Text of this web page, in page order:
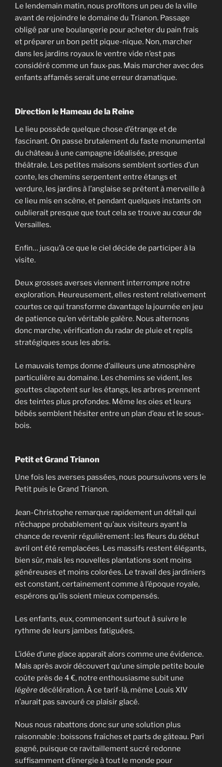
Le lendemain matin, nous profitons un peu de la ville
avant de rejoindre le domaine du Trianon. Passage
obligé par une boulangerie pour acheter du pain frais
et préparer un bon petit pique-nique. Non, marcher
dans les jardins royaux le ventre vide n’est pas
considéré comme un faux-pas. Mais marcher avec des
enfants affamés serait une erreur dramatique.
Direction le Hameau de la Reine
Le lieu possède quelque chose d’étrange et de
fascinant. On passe brutalement du faste monumental
du château à une campagne idéalisée, presque
théâtrale. Les petites maisons semblent sorties d’un
conte, les chemins serpentent entre étangs et
verdure, les jardins à l’anglaise se prêtent à merveille à
ce lieu mis en scène, et pendant quelques instants on
oublierait presque que tout cela se trouve au cœur de
Versailles.
Enfin… jusqu’à ce que le ciel décide de participer à la
visite.
Deux grosses averses viennent interrompre notre
exploration. Heureusement, elles restent relativement
courtes ce qui transforme davantage la journée en jeu
de patience qu’en véritable galère. Nous alternons
donc marche, vérification du radar de pluie et replis
stratégiques sous les abris.
Le mauvais temps donne d’ailleurs une atmosphère
particulière au domaine. Les chemins se vident, les
gouttes clapotent sur les étangs, les arbres prennent
des teintes plus profondes. Même les oies et leurs
bébés semblent hésiter entre un plan d’eau et le sous-
bois.
Petit et Grand Trianon
Une fois les averses passées, nous poursuivons vers le
Petit puis le Grand Trianon.
Jean-Christophe remarque rapidement un détail qui
n’échappe probablement qu’aux visiteurs ayant la
chance de revenir régulièrement : les fleurs du début
avril ont été remplacées. Les massifs restent élégants,
bien sûr, mais les nouvelles plantations sont moins
généreuses et moins colorées. Le travail des jardiniers
est constant, certainement comme à l’époque royale,
espérons qu’ils soient mieux compensés.
Les enfants, eux, commencent surtout à suivre le
rythme de leurs jambes fatiguées.
L’idée d’une glace apparaît alors comme une évidence.
Mais après avoir découvert qu’une simple petite boule
coûte près de 4 €, notre enthousiasme subit une
légèredécélération. À ce tarif-là, même Louis XIV
n’aurait pas savouré ce plaisir glacé.
Nous nous rabattons donc sur une solution plus
raisonnable : boissons fraîches et parts de gâteau. Pari
gagné, puisque ce ravitaillement sucré redonne
suffisamment d’énergie à tout le monde pour